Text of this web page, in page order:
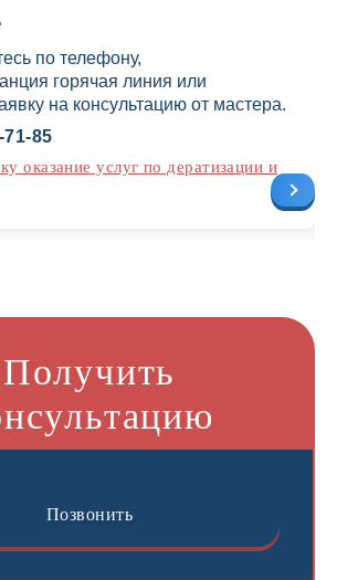
по телефону,
горячая линия или
на консультацию от мастера.
71-85
оказание услуг по дератизации и
Получить
Позвонить